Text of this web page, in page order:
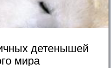
детенышей
мира